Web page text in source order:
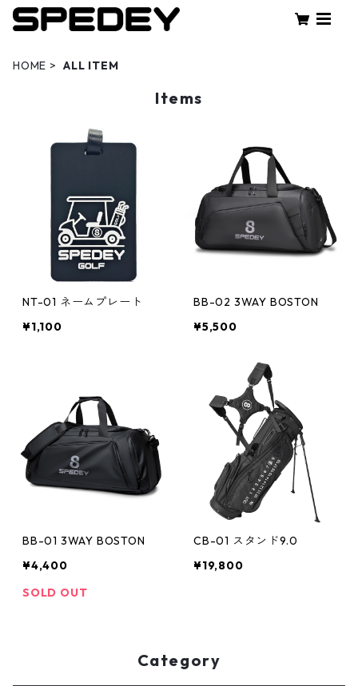
HOME ALL ITEM
Items
NT-01 ネームプレート
¥1,100
BB-02 3WAY BOSTON
¥5,500
BB-01 3WAY BOSTON
¥4,400
SOLD OUT
CB-01 スタンド9.0
¥19,800
Category